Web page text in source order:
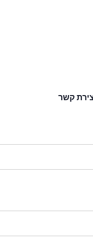
קשר